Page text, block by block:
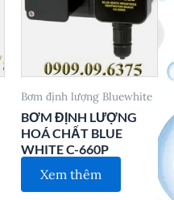
Bơm định lượng Bluewhite
BƠM ĐỊNH LƯỢNG
HOÁ CHẤT BLUE
WHITE C-660P
Xem thêm